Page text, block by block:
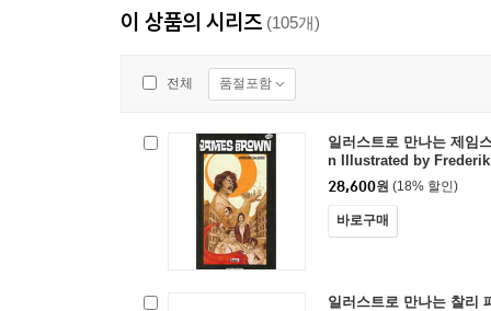
이 상품의 시리즈 (105개)
전체 품절포함
일러스트로 만나는 제임
n Illustrated by
28,600원 (18% 할인)
바로구매
일러스트로 만나는 찰리